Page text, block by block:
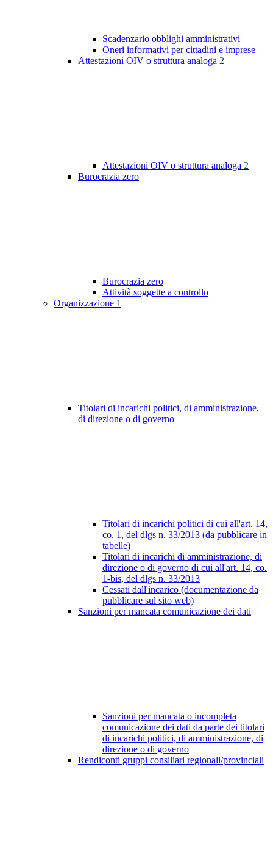
Scadenzario obblighi amministrativi
Oneri informativi per cittadini e imprese
Attestazioni OIV o struttura analoga 2
Attestazioni OIV o struttura analoga 2
Burocrazia zero
Burocrazia zero
Attività soggette a controllo
Organizzazione 1
Titolari di incarichi politici, di amministrazione,
di direzione o di governo
Titolari di incarichi politici di cui all'art. 14,
co. 1, del dlgs n. 33/2013 (da pubblicare in
tabelle)
Titolari di incarichi di amministrazione, di
direzione o di governo di cui all'art. 14, co.
1-bis, del dlgs n. 33/2013
Cessati dall'incarico (documentazione da
pubblicare sul sito web)
Sanzioni per mancata comunicazione dei dati
Sanzioni per mancata o incompleta
comunicazione dei dati da parte dei titolari
di incarichi politici, di amministrazione, di
direzione o di governo
Rendiconti gruppi consiliari regionali/provinciali